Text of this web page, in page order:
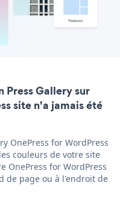
Gallery sur
site n'a jamais été
OnePress for WordPress
couleurs de votre site
OnePress for WordPress
de page ou à l'endroit de